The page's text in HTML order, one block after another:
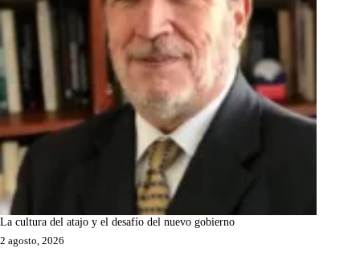
La cultura del atajo y el desafío del nuevo gobierno
2 agosto, 2026